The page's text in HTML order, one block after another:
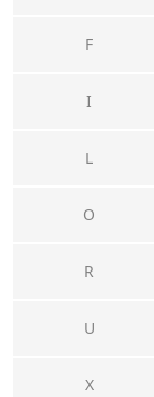
F
I
L
O
R
U
X